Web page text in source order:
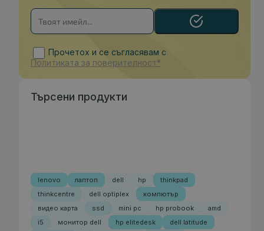
Прочетох и се съгласявам с
Политиката за поверителност*
Търсени продукти
lenovo лаптоп dell hp
thinkpad
thinkcentre
dell optiplex
компютър
видео карта
ssd mini pc hp probook
amd
i5
монитор dell hp elitedesk
dell latitude